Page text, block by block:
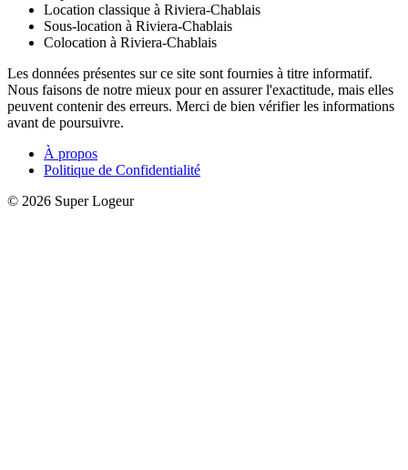
Location classique à Riviera-Chablais
Sous-location à Riviera-Chablais
Colocation à Riviera-Chablais
Les données présentes sur ce site sont fournies à titre informatif.
Nous faisons de notre mieux pour en assurer l'exactitude, mais elles
peuvent contenir des erreurs. Merci de bien vérifier les informations
avant de poursuivre.
À propos
Politique de Confidentialité
© 2026 Super Logeur